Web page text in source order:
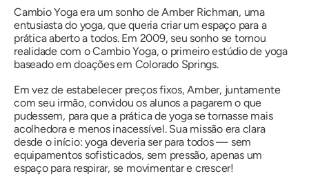
Cambio Yoga era um sonho de Amber Richman, uma
entusiasta do yoga, que queria criar um espaço para a
prática aberto a todos. Em 2009, seu sonho se tornou
realidade com o Cambio Yoga, o primeiro estúdio de yoga
baseado em doações em Colorado Springs.
Em vez de estabelecer preços fixos, Amber, juntamente
com seu irmão, convidou os alunos a pagarem o que
pudessem, para que a prática de yoga se tornasse mais
acolhedora e menos inacessível. Sua missão era clara
desde o início: yoga deveria ser para todos — sem
equipamentos sofisticados, sem pressão, apenas um
espaço para respirar, se movimentar e crescer!